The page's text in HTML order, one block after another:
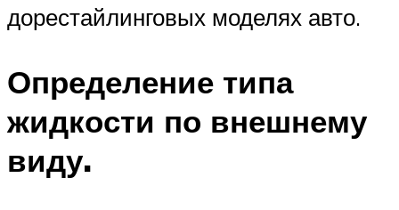
дорестайлинговых моделях авто.
Определение типа
жидкости по внешнему
виду.